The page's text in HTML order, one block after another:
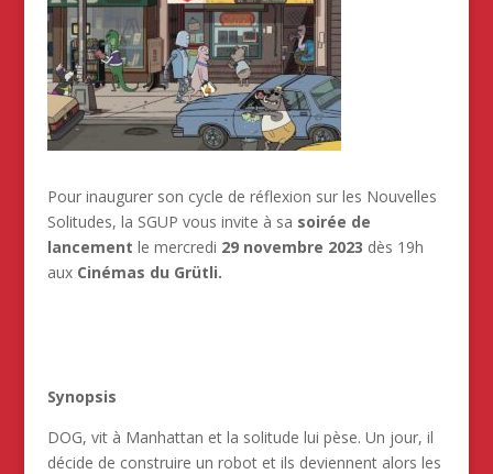
Pour inaugurer son cycle de réflexion sur les Nouvelles
Solitudes, la SGUP vous invite à sa soirée de
lancement le mercredi 29 novembre 2023 dès 19h
aux Cinémas du Grütli.
Synopsis
DOG, vit à Manhattan et la solitude lui pèse. Un jour, il
décide de construire un robot et ils deviennent alors les